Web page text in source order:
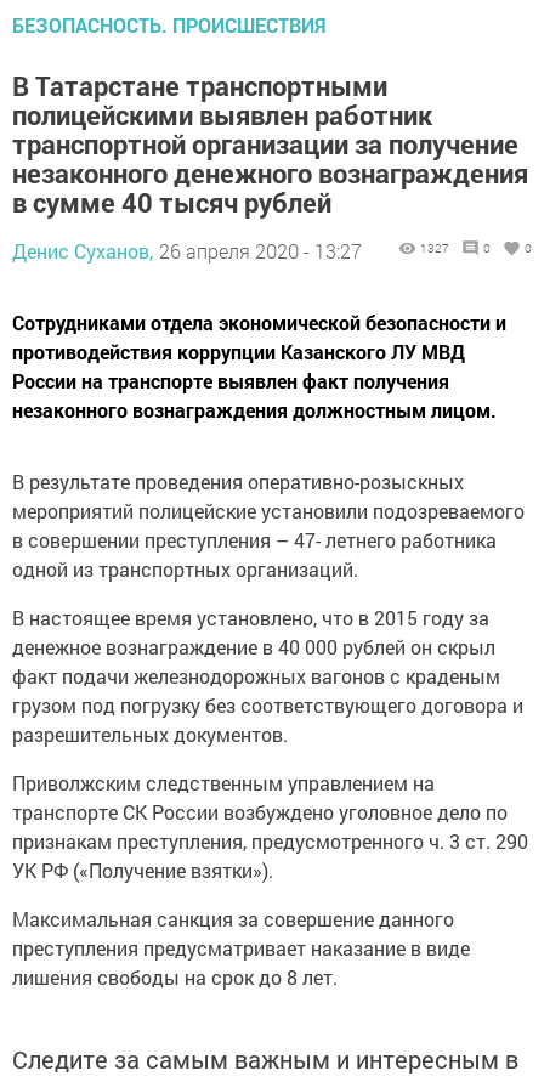
БЕЗОПАСНОСТЬ. ПРОИСШЕСТВИЯ
В Татарстане транспортными
полицейскими выявлен работник
транспортной организации за получение
незаконного денежного вознаграждения
в сумме 40 тысяч рублей
Денис Суханов, 26 апреля 2020 - 13:27 1327 0 0
Сотрудниками отдела экономической безопасности и
противодействия коррупции Казанского ЛУ МВД
России на транспорте выявлен факт получения
незаконного вознаграждения должностным лицом.
В результате проведения оперативно-розыскных
мероприятий полицейские установили подозреваемого
в совершении преступления – 47- летнего работника
одной из транспортных организаций.
В настоящее время установлено, что в 2015 году за
денежное вознаграждение в 40 000 рублей он скрыл
факт подачи железнодорожных вагонов с краденым
грузом под погрузку без соответствующего договора и
разрешительных документов.
Приволжским следственным управлением на
транспорте СК России возбуждено уголовное дело по
признакам преступления, предусмотренного ч. 3 ст. 290
УК РФ («Получение взятки»).
Максимальная санкция за совершение данного
преступления предусматривает наказание в виде
лишения свободы на срок до 8 лет.
Следите за самым важным и интересным в